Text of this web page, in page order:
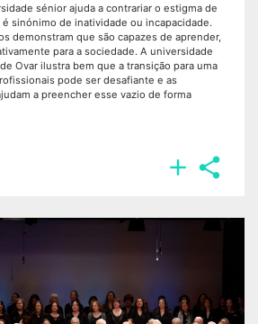
sénior ajuda a contrariar o estigma de
sinónimo de inatividade ou incapacidade.
demonstram que são capazes de aprender,
para a sociedade. A universidade
Ovar ilustra bem que a transição para uma
pode ser desafiante e as
a preencher esse vazio de forma
 